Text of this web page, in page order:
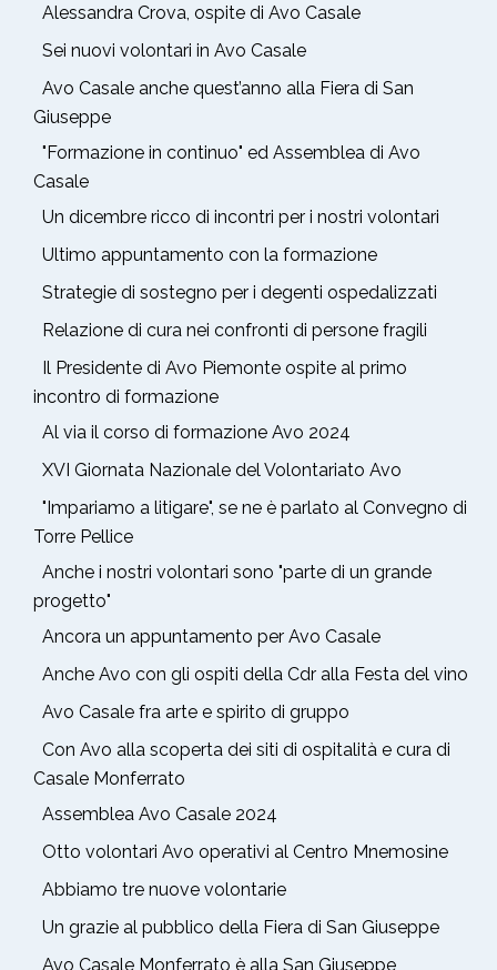
Alessandra Crova, ospite di Avo Casale
Sei nuovi volontari in Avo Casale
Avo Casale anche quest’anno alla Fiera di San
Giuseppe
"Formazione in continuo" ed Assemblea di Avo
Casale
Un dicembre ricco di incontri per i nostri volontari
Ultimo appuntamento con la formazione
Strategie di sostegno per i degenti ospedalizzati
Relazione di cura nei confronti di persone fragili
Il Presidente di Avo Piemonte ospite al primo
incontro di formazione
Al via il corso di formazione Avo 2024
XVI Giornata Nazionale del Volontariato Avo
"Impariamo a litigare", se ne è parlato al Convegno di
Torre Pellice
Anche i nostri volontari sono "parte di un grande
progetto"
Ancora un appuntamento per Avo Casale
Anche Avo con gli ospiti della Cdr alla Festa del vino
Avo Casale fra arte e spirito di gruppo
Con Avo alla scoperta dei siti di ospitalità e cura di
Casale Monferrato
Assemblea Avo Casale 2024
Otto volontari Avo operativi al Centro Mnemosine
Abbiamo tre nuove volontarie
Un grazie al pubblico della Fiera di San Giuseppe
Avo Casale Monferrato è alla San Giuseppe